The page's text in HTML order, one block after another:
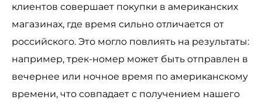
клиентов совершает покупки в американских
магазинах, где время сильно отличается от
российского. Это могло повлиять на результаты:
например, трек-номер может быть отправлен в
вечернее или ночное время по американскому
времени, что совпадает с получением нашего